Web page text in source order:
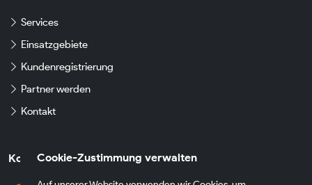
Cookie-Zustimmung verwalten
Services
Einsatzgebiete
Kundenregistrierung
Partner werden
Kontakt
Kontaktdaten